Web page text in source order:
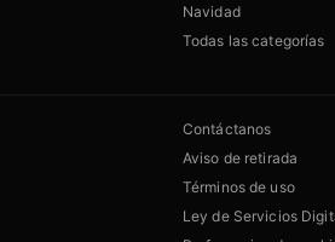
Navidad
Todas las categorías
Contáctanos
Aviso de retirada
Términos de uso
Ley de Servicios